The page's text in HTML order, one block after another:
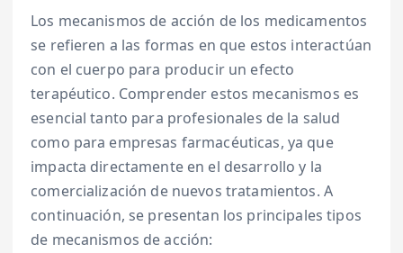
Los mecanismos de acción de los medicamentos
se refieren a las formas en que estos interactúan
con el cuerpo para producir un efecto
terapéutico. Comprender estos mecanismos es
esencial tanto para profesionales de la salud
como para empresas farmacéuticas, ya que
impacta directamente en el desarrollo y la
comercialización de nuevos tratamientos. A
continuación, se presentan los principales tipos
de mecanismos de acción: